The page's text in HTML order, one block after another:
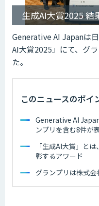
生成AI大賞2025 結
Generative AI Japanは
AI大賞2025」にて、グ
た。
このニュースのポイ
Generative AI
ンプリを含む8件が
「生成AI大賞」と
彰するアワード
グランプリは株式